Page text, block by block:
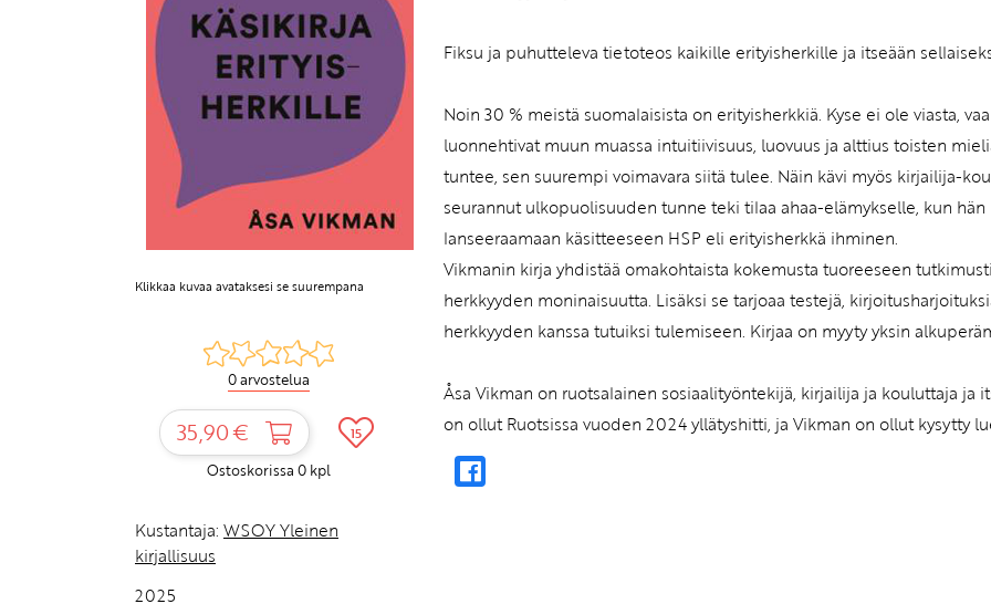
Klikkaa kuvaa avataksesi se suurempana
0 arvostelua
35,90 € 15
Ostoskorissa 0kpl
Kustantaja: WSOY Yleinen
kirjallisuus
2025
Fiksu ja puhutteleva tietoteos kaikille erityisherkille ja itseään
Noin 30 % meistä suomalaisista on erityisherkkiä. Kyse ei ole viasta,
luonnehtivat muun muassa intuitiivisuus, luovuus ja alttius toisten
tuntee, sen suurempi voimavara siitä tulee. Näin kävi myös kirjailija-
seurannut ulkopuolisuuden tunne teki tilaa ahaa-elämykselle, kun
lanseeraamaan käsitteeseen HSP eli erityisherkkä ihminen.
Vikmanin kirja yhdistää omakohtaista kokemusta tuoreeseen
herkkyyden moninaisuutta. Lisäksi se tarjoaa testejä,
herkkyyden kanssa tutuiksi tulemiseen. Kirjaa on myyty yksin
Åsa Vikman on ruotsalainen sosiaalityöntekijä, kirjailija ja kouluttaja ja
on ollut Ruotsissa vuoden 2024 yllätyshitti, ja Vikman on ollut kysytty